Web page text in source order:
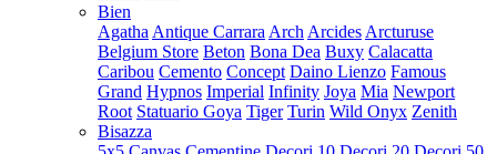
Bien
Agatha Antique Carrara Arch Arcides Arcturuse
Belgium Store Beton Bona Dea Buxy Calacatta
Caribou Cemento Concept Daino Lienzo Famous
Grand Hypnos Imperial Infinity Joya Mia Newport
Root Statuario Goya Tiger Turin Wild Onyx Zenith
Bisazza